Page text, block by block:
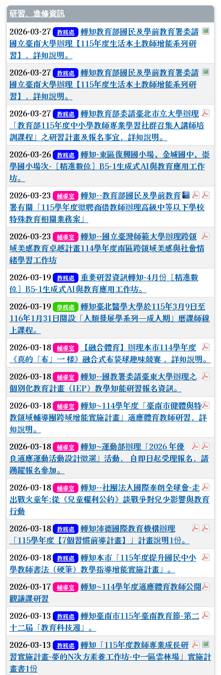
研習、進修資訊
2026-03-27 教務處
轉知教育部國民及學前教育署委請
國立臺南大學辦理【115年度生活本土教師增能系列研
習】，詳如說明。
2026-03-27 教務處
轉知教育部國民及學前教育署委請
國立臺南大學辦理【115年度生活本土教師增能系列研
習】，詳如說明。
2026-03-27 教務處
轉知教育部委請臺北市立大學辦理
「教育部115年度中小學教師專業學習社群召集人講師培
訓課程」之研習計畫及報名事宜，詳如說明。
2026-03-26
教務處
轉知-東區復興國小場、金城國中、崇
學國小場次-［精進數位］B5-1生成式AI與教育應用工作
坊。
下載：
於彈
2026-03-23 輔導室
轉知--教育部國民及學前教育
署有關「115學年度徵聘商借教師辦理高級中等以下學校
特殊教育相關業務案」
2026-03-23 輔導室
轉知--國立臺灣師範大學辦理跨領
域美感教育卓越計畫114學年度南區跨領域美感與社會情
緒學習工作坊
2026-03-19
教務處
重要研習資訊轉知-4月份［精進數
位］B5-1生成式AI與教育應用工作坊。
2026-03-19
學務處
轉知臺北醫學大學於115年3月9日至
116年1月31日開設「人類發展學系列—成人期」磨課師線
上課程。
2026-03-18 輔導室
【融合體育】辦理本市114學年度
《真的「布」一 樣》融合式布袋球趣味競賽 ，詳如說明。
2026-03-18 輔導室
轉知--國教署委請臺東大學辦理之
個別化教育計畫（IEP）教學知能研習報名資訊。
2026-03-18 輔導室
轉知~114學年度「臺南市健體與特
教領域輔導團跨域增能實施計畫」適應體育教師研習，詳
如說明。
於彈
2026-03-18 輔導室
轉知~運動部辦理「2026 年優
良適應運動活動設計徵選」活動， 自即日起受理報名，請
踴躍報名參加。
2026-03-18 輔導室
轉知--社團法人國際泰朗全球會-走
出戰火童年:從《兒童權利公約》談戰爭對兒少影響與教育
行動
於彈
2026-03-18 教務處
轉知沛德國際教育機構辦理
「115學年度【7個習慣前導計畫】」計畫說明1份。
2026-03-18 教務處
轉知本市「115年度提升國民中小
學教師書法（硬筆）教學指導增能實施計畫」。
2026-03-17 輔導室
轉知~114學年度適應體育教師公開
觀議課研習
2026-03-13 教務處
轉知臺南市115年臺南教育節-第二
十二屆「教育科技週」。
於彈
2026-03-13 教務處
轉知「115年度教師專業成長研
習實施計畫-夢的N次方素養工作坊-中一區雲林場」實施計
畫書1份